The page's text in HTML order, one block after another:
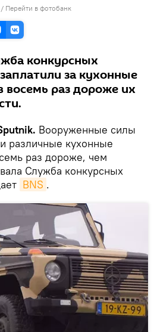
/ Перейти в фотобанк
конкурсных
за кухонные
восемь раз дороже их
Вооруженные силы
различные кухонные
раз дороже, чем
Служба конкурсных
BNS .